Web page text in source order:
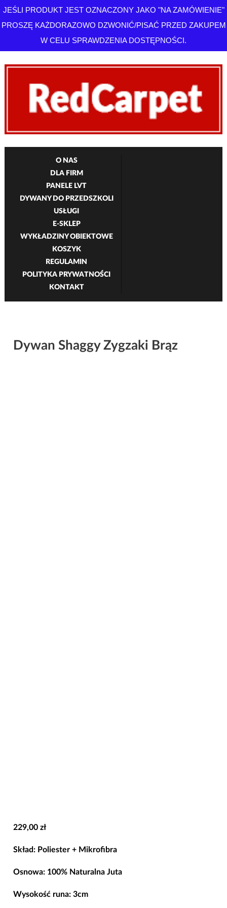
JEŚLI PRODUKT JEST OZNACZONY JAKO "NA ZAMÓWIENIE"
PROSZĘ KAŻDORAZOWO DZWONIĆ/PISAĆ PRZED ZAKUPEM
W CELU SPRAWDZENIA DOSTĘPNOŚCI.
O NAS
DLA FIRM
PANELE LVT
DYWANY DO PRZEDSZKOLI
USŁUGI
E-SKLEP
WYKŁADZINY OBIEKTOWE
KOSZYK
REGULAMIN
POLITYKA PRYWATNOŚCI
KONTAKT
Dywan Shaggy Zygzaki Brąz
229,00 zł
Skład: Poliester + Mikrofibra
Osnowa: 100% Naturalna Juta
Wysokość runa: 3cm